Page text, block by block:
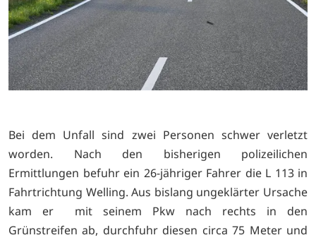
Bei dem Unfall sind zwei Personen schwer verletzt
worden. Nach den bisherigen polizeilichen
Ermittlungen befuhr ein 26-jähriger Fahrer die L 113 in
Fahrtrichtung Welling. Aus bislang ungeklärter Ursache
kam er mit seinem Pkw nach rechts in den
Grünstreifen ab, durchfuhr diesen circa 75 Meter und